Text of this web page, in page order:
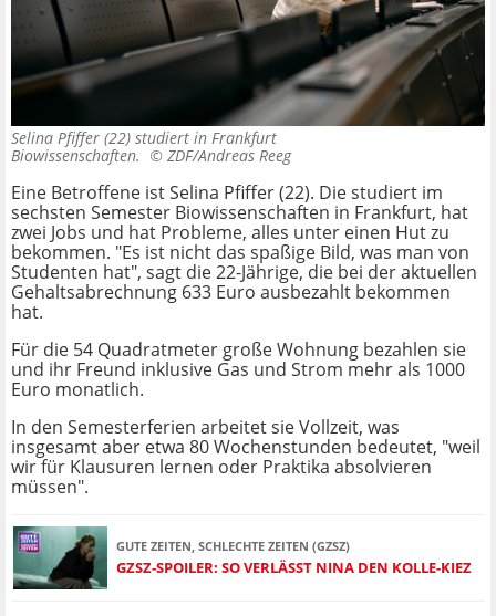
Selina Pfiffer (22) studiert in Frankfurt
Biowissenschaften. © ZDF/Andreas Reeg
Eine Betroffene ist Selina Pfiffer (22). Die studiert im
sechsten Semester Biowissenschaften in Frankfurt, hat
zwei Jobs und hat Probleme, alles unter einen Hut zu
bekommen. "Es ist nicht das spaßige Bild, was man von
Studenten hat", sagt die 22-Jährige, die bei der aktuellen
Gehaltsabrechnung 633 Euro ausbezahlt bekommen
hat.
Für die 54 Quadratmeter große Wohnung bezahlen sie
und ihr Freund inklusive Gas und Strom mehr als 1000
Euro monatlich.
In den Semesterferien arbeitet sie Vollzeit, was
insgesamt aber etwa 80 Wochenstunden bedeutet, "weil
wir für Klausuren lernen oder Praktika absolvieren
müssen".
GUTE ZEITEN, SCHLECHTE ZEITEN (GZSZ)
GZSZ-SPOILER: SO VERLÄSST NINA DEN KOLLE-KIEZ